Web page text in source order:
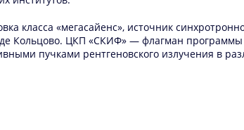
класса «мегасайенс», источник
Кольцово. ЦКП «СКИФ» — флагман
пучками рентгеновского излучения в